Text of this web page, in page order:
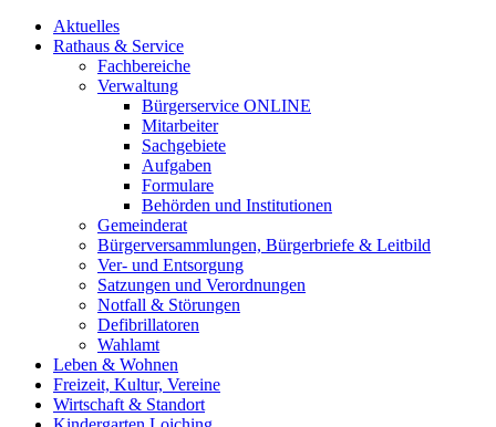
Aktuelles
Rathaus & Service
Fachbereiche
Verwaltung
Bürgerservice ONLINE
Mitarbeiter
Sachgebiete
Aufgaben
Formulare
Behörden und Institutionen
Gemeinderat
Bürgerversammlungen, Bürgerbriefe & Leitbild
Ver- und Entsorgung
Satzungen und Verordnungen
Notfall & Störungen
Defibrillatoren
Wahlamt
Leben & Wohnen
Freizeit, Kultur, Vereine
Wirtschaft & Standort